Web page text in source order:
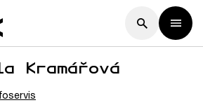
Kramářová